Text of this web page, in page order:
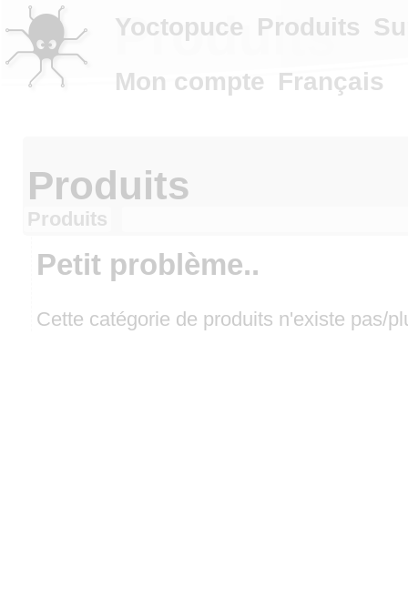
Produits
Produits
Produits
Petit problème..
Cette catégorie de produits n'existe pas/
Yoctopuce Produits
Mon compte Français